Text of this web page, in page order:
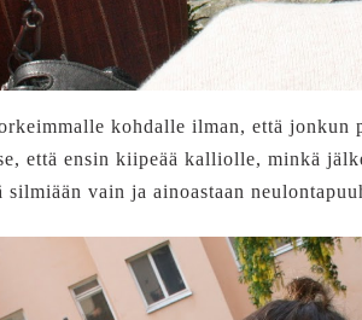
kohdalle ilman, että jonkun
että ensin kiipeää kalliolle, minkä
vain ja ainoastaan